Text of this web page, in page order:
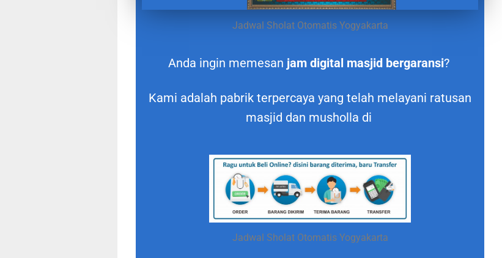
Jadwal Sholat Otomatis Yogyakarta
Anda ingin memesan jam digital masjid bergaransi?
Kami adalah pabrik terpercaya yang telah melayani ratusan
masjid dan musholla di
Jadwal Sholat Otomatis Yogyakarta